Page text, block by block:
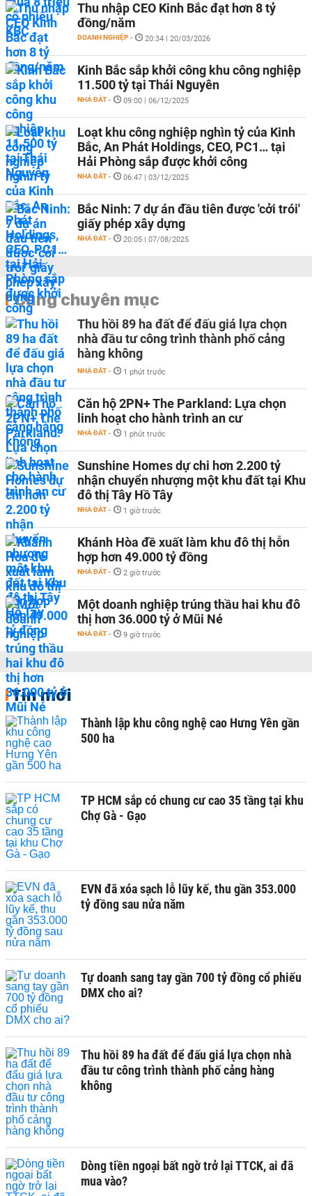
Thu nhập CEO Kinh Bắc đạt hơn 8 tỷ
đồng/năm
DOANH NGHIỆP - 20:34 | 20/03/2026
Kinh Bắc sắp khởi công khu công nghiệp
11.500 tỷ tại Thái Nguyên
NHÀ ĐẤT - 09:00 | 06/12/2025
Loạt khu công nghiệp nghìn tỷ của Kinh
Bắc, An Phát Holdings, CEO, PC1… tại
Hải Phòng sắp được khởi công
NHÀ ĐẤT - 06:47 | 03/12/2025
Bắc Ninh: 7 dự án đầu tiên được 'cởi trói'
giấy phép xây dựng
NHÀ ĐẤT - 20:05 | 07/08/2025
Cùng chuyên mục
Thu hồi 89 ha đất để đấu giá lựa chọn
nhà đầu tư công trình thành phố cảng
hàng không
NHÀ ĐẤT - 1 phút trước
Căn hộ 2PN+ The Parkland: Lựa chọn
linh hoạt cho hành trình an cư
NHÀ ĐẤT - 1 phút trước
Sunshine Homes dự chi hơn 2.200 tỷ
nhận chuyển nhượng một khu đất tại Khu
đô thị Tây Hồ Tây
NHÀ ĐẤT - 1 giờ trước
Khánh Hòa đề xuất làm khu đô thị hỗn
hợp hơn 49.000 tỷ đồng
NHÀ ĐẤT - 2 giờ trước
Một doanh nghiệp trúng thầu hai khu đô
thị hơn 36.000 tỷ ở Mũi Né
NHÀ ĐẤT - 9 giờ trước
Tin mới
Thành lập khu công nghệ cao Hưng Yên gần
500 ha
TP HCM sắp có chung cư cao 35 tầng tại khu
Chợ Gà - Gạo
EVN đã xóa sạch lỗ lũy kế, thu gần 353.000
tỷ đồng sau nửa năm
Tự doanh sang tay gần 700 tỷ đồng cổ phiếu
DMX cho ai?
Thu hồi 89 ha đất để đấu giá lựa chọn nhà
đầu tư công trình thành phố cảng hàng
không
Dòng tiền ngoại bất ngờ trở lại TTCK, ai đã
mua vào?